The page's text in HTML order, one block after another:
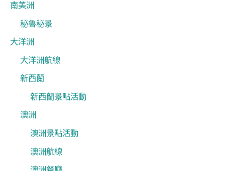
南美洲
秘魯秘景
大洋洲
大洋洲航線
新西蘭
新西蘭景點活動
澳洲
澳洲景點活動
澳洲航線